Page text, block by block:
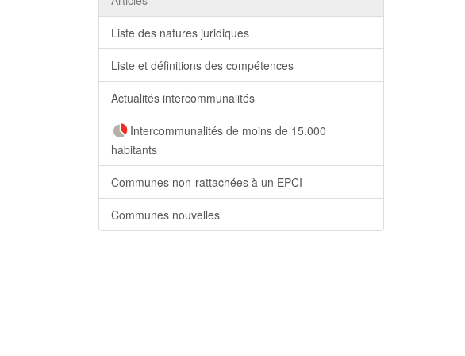
Liste des natures juridiques
Liste et définitions des compétences
Actualités intercommunalités
Intercommunalités de moins de 15.000
habitants
Communes non-rattachées à un EPCI
Communes nouvelles